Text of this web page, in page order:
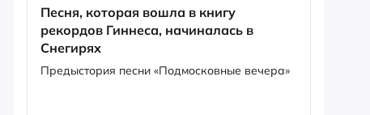
Песня, которая вошла в книгу
рекордов Гиннеса, начиналась в
Снегирях
Предыстория песни «Подмосковные вечера»